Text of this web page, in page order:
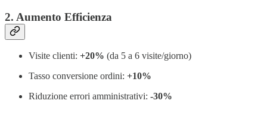
2. Aumento Efficienza
Visite clienti: +20% (da 5 a 6 visite/giorno)
Tasso conversione ordini: +10%
Riduzione errori amministrativi: -30%